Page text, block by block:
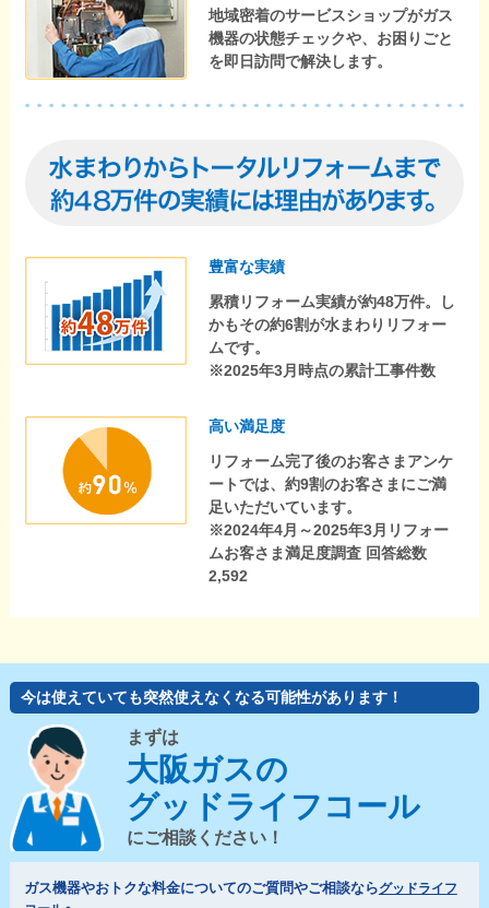
地域密着のサービスショップがガス
機器の状態チェックや、お困りごと
を即日訪問で解決します。
豊富な実績
累積リフォーム実績が約48万件。し
かもその約6割が水まわりリフォー
ムです。
※2025年3月時点の累計工事件数
高い満足度
リフォーム完了後のお客さまアンケ
ートでは、約9割のお客さまにご満
足いただいています。
※2024年4月～2025年3月リフォー
ムお客さま満足度調査 回答総数
2,592
今は使えていても突然使えなくなる可能性があります！
まずは
大阪ガスの
グッドライフコール
にご相談ください！
ガス機器やおトクな料金についてのご質問やご相談ならグッドライフ